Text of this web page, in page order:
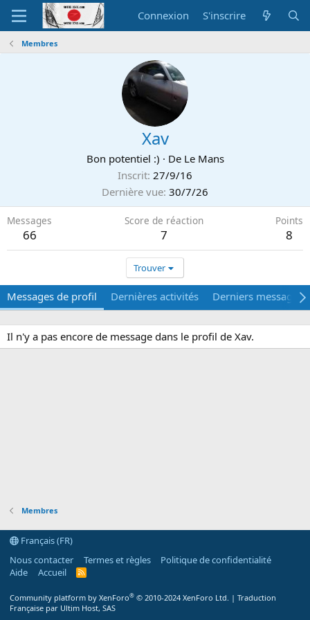
Connexion S'inscrire
Membres
Xav
Bon potentiel :) · De Le Mans
Inscrit 27/9/16
Dernière vue 30/7/26
Messages
66
Score de réaction
7
Points
8
Trouver
Messages de profil Dernières activités Derniers messages
Il n'y a pas encore de message dans le profil de Xav.
Membres
Français (FR)
Nous contacter
Termes et règles
Politique de confidentialité
Aide
Accueil
R
Community platform by XenForo® © 2010-2024 XenForo Ltd. | Traduction
Française par Ultim Host, SAS